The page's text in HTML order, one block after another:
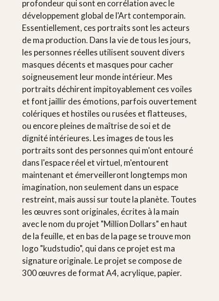
profondeur qui sont en corrélation avec le
développement global de l'Art contemporain.
Essentiellement, ces portraits sont les acteurs
de ma production. Dans la vie de tous les jours,
les personnes réelles utilisent souvent divers
masques décents et masques pour cacher
soigneusement leur monde intérieur. Mes
portraits déchirent impitoyablement ces voiles
et font jaillir des émotions, parfois ouvertement
colériques et hostiles ou rusées et flatteuses,
ou encore pleines de maîtrise de soi et de
dignité intérieures. Les images de tous les
portraits sont des personnes qui m'ont entouré
dans l'espace réel et virtuel, m'entourent
maintenant et émerveilleront longtemps mon
imagination, non seulement dans un espace
restreint, mais aussi sur toute la planète. Toutes
les œuvres sont originales, écrites à la main
avec le nom du projet "Million Dollars" en haut
de la feuille, et en bas de la page se trouve mon
logo "kudstudio", qui dans ce projet est ma
signature originale. Le projet se compose de
300 œuvres de format A4, acrylique, papier.